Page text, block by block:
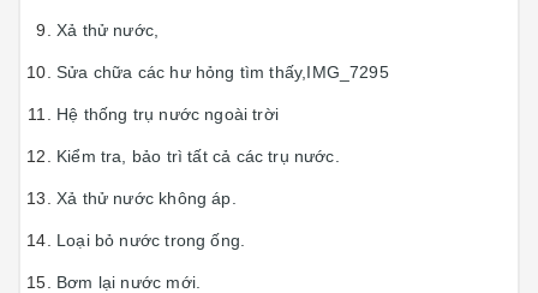
Xả thử nước,
Sửa chữa các hư hỏng tìm thấy,IMG_7295
Hệ thống trụ nước ngoài trời
Kiểm tra, bảo trì tất cả các trụ nước.
Xả thử nước không áp.
Loại bỏ nước trong ống.
Bơm lại nước mới.